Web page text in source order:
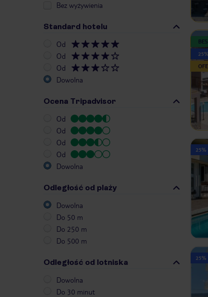
Bez wyżywienia
Standard hotelu
Od
Od
Od
Dowolna
Ocena Tripadvisor
Od
Od
Od
Od
Dowolna
Odległość od plaży
Dowolna
Do 50 m
Do 250 m
Do 500 m
Odległość od lotniska
Dowolna
Do 30 minut
25%
25%